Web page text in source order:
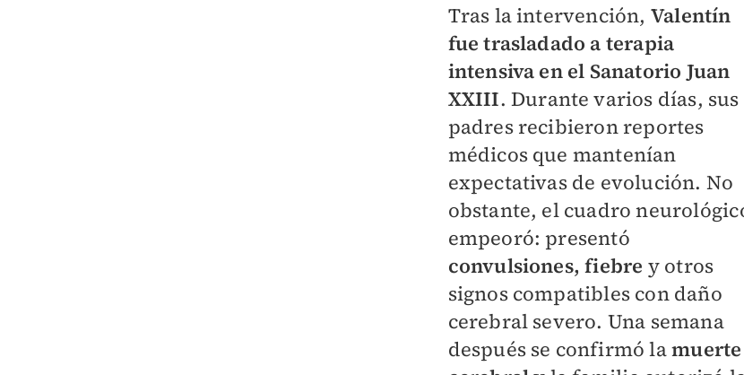
Tras la intervención, Valentín
fue trasladado a terapia
intensiva en el Sanatorio Juan
XXIII. Durante varios días, sus
padres recibieron reportes
médicos que mantenían
expectativas de evolución. No
obstante, el cuadro
empeoró: presentó
convulsiones, fiebre y otros
signos compatibles con daño
cerebral severo. Una semana
después se confirmó lamuerte